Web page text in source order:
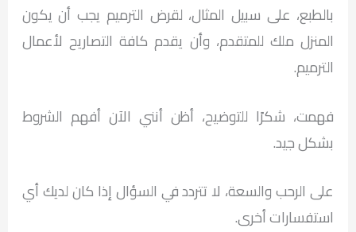
بالطبع، على سبيل المثال، لقرض الترميم يجب أن يكون
المنزل ملك للمتقدم، وأن يقدم كافة التصاريح لأعمال
الترميم.
فهمت، شكرًا للتوضيح، أظن أنني الآن أفهم الشروط
بشكل جيد.
على الرحب والسعة، لا تتردد في السؤال إذا كان لديك أي
استفسارات أخرى.